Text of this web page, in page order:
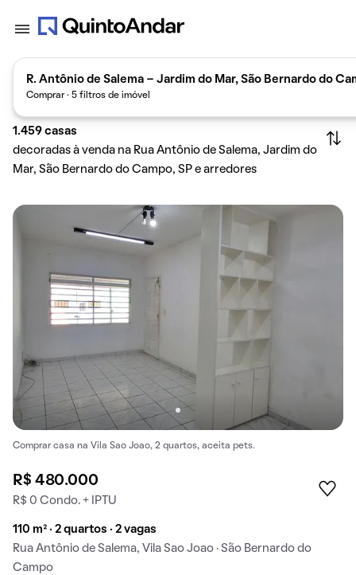
R. Antônio de Salema - Jardim do Mar, São Bernardo do
Comprar · 5 filtros de imóvel
1.459 casas
decoradas à venda na Rua Antônio de Salema, Jardim do
Mar, São Bernardo do Campo, SP e arredores
Comprar casa na Vila Sao Joao, 2 quartos, aceita pets.
R$ 480.000
R$ 0 Condo. + IPTU
110 m² · 2 quartos · 2 vagas
Rua Antônio de Salema, Vila Sao Joao · São Bernardo do
Campo